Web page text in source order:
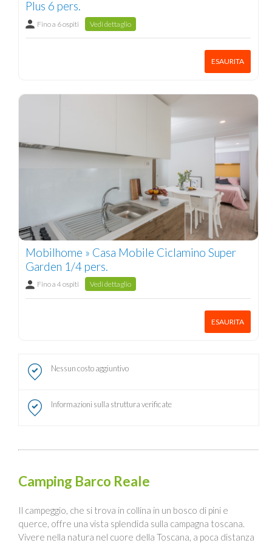
Plus 6 pers.
Fino a 6 ospiti Vedi dettaglio
ESAURITA
Mobilhome » Casa Mobile Ciclamino Super
Garden 1/4 pers.
Fino a 4 ospiti Vedi dettaglio
ESAURITA
Nessun costo aggiuntivo
Informazioni sulla struttura verificate
Camping Barco Reale
Il campeggio, che si trova in collina in un bosco di pini e
querce, offre una vista splendida sulla campagna toscana.
Vivere nella natura nel cuore della Toscana, a poca distanza